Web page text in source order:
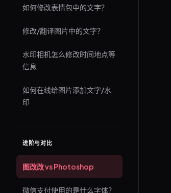
如何修改表情包中的文字？
修改/翻译图片中的文字？
水印相机怎么修改时间地点等
信息
如何在线给图片添加文字/水
印
进阶与对比
图改改 vs Photoshop
微信支付使用的是什么字体？